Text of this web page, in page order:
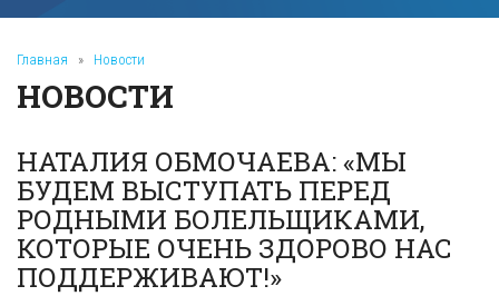
Главная » Новости
НОВОСТИ
НАТАЛИЯ ОБМОЧАЕВА: «МЫ
БУДЕМ ВЫСТУПАТЬ ПЕРЕД
РОДНЫМИ БОЛЕЛЬЩИКАМИ,
КОТОРЫЕ ОЧЕНЬ ЗДОРОВО НАС
ПОДДЕРЖИВАЮТ!»